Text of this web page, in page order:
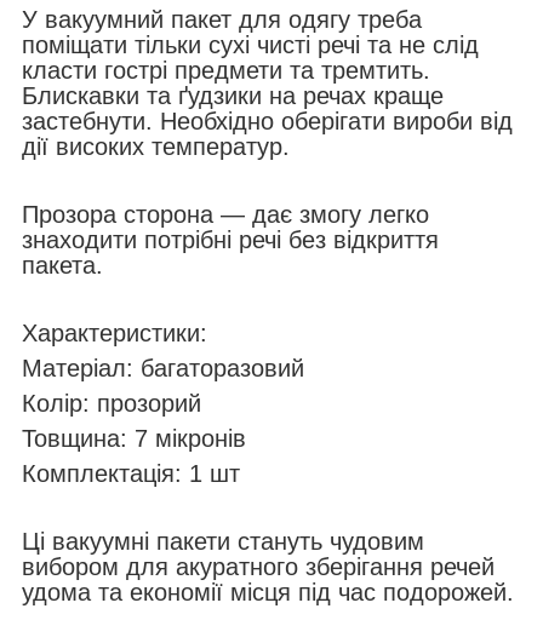
У вакуумний пакет для одягу треба
поміщати тільки сухі чисті речі та не слід
класти гострі предмети та тремтить.
Блискавки та ґудзики на речах краще
застебнути. Необхідно оберігати вироби від
дії високих температур.
Прозора сторона — дає змогу легко
знаходити потрібні речі без відкриття
пакета.
Характеристики:
Матеріал: багаторазовий
Колір: прозорий
Товщина: 7 мікронів
Комплектація: 1 шт
Ці вакуумні пакети стануть чудовим
вибором для акуратного зберігання речей
удома та економії місця під час подорожей.